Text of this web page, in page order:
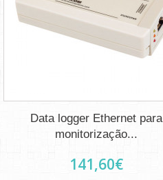
Data logger Ethernet para
monitorização...
141,60€